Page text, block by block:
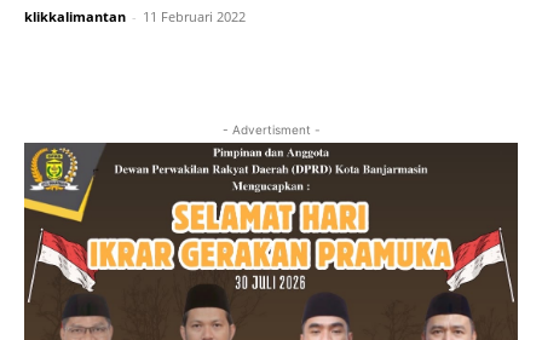
klikkalimantan - 11 Februari 2022
- Advertisment -